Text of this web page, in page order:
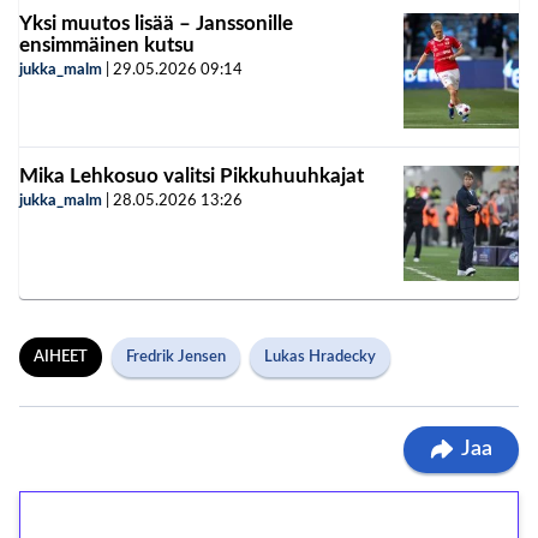
Yksi muutos lisää – Janssonille
ensimmäinen kutsu
jukka_malm 29.05.2026 09:14
Mika Lehkosuo valitsi Pikkuhuuhkajat
jukka_malm 28.05.2026 13:26
AIHEET Fredrik Jensen Lukas Hradecky
Jaa